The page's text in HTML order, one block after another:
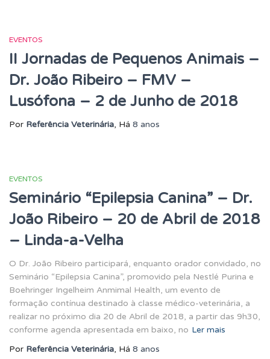
EVENTOS
II Jornadas de Pequenos Animais –
Dr. João Ribeiro – FMV –
Lusófona – 2 de Junho de 2018
Por Referência Veterinária, Há 8 anos
EVENTOS
Seminário “Epilepsia Canina” – Dr.
João Ribeiro – 20 de Abril de 2018
– Linda-a-Velha
O Dr. João Ribeiro participará, enquanto orador convidado, no
Seminário “Epilepsia Canina”, promovido pela Nestlé Purina e
Boehringer Ingelheim Anmimal Health, um evento de
formação contínua destinado à classe médico-veterinária, a
realizar no próximo dia 20 de Abril de 2018, a partir das 9h30,
conforme agenda apresentada em baixo, no Ler mais
Por Referência Veterinária, Há 8 anos